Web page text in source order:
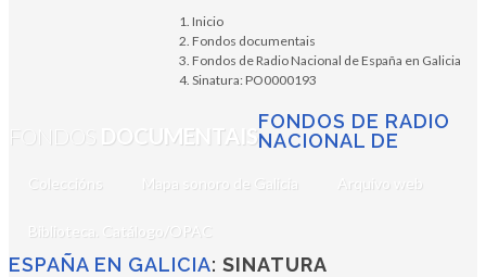
FONDOS DOCUMENTAIS
Coleccións Mapa sonoro de Galicia Arquivo web
Biblioteca. Catálogo/OPAC
FONDOS DE RADIO
NACIONAL DE
ESPAÑA EN GALICIA: SINATURA
Inicio
Fondos documentais
Fondos de Radio Nacional de España en Galicia
Sinatura: PO0000193